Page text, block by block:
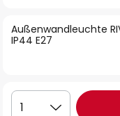
springen
Außenwandleuchte
IP44 E27
1